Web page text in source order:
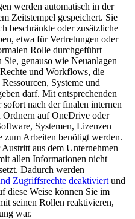
werden automatisch in der
Zeitstempel gespeichert. Sie
beschränkte oder zusätzliche
etwa für Vertretungen oder
Rolle durchgeführt
genauso wie Neuanlagen
und Workflows, die
Systeme und
darf. Mit entsprechenden
nach der finalen internen
Ordnern auf OneDrive oder
Systemen, Lizenzen
zum Arbeiten benötigt werden.
aus dem Unternehmen
allen Informationen nicht
Dadurch werden
Zugriffsrechte deaktiviert und
diese Weise können Sie im
seinen Rollen reaktivieren,
war.